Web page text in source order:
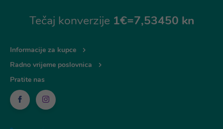
Tečaj konverzije 1€=7,53450 kn
Informacije za kupce
Radno vrijeme poslovnica
Pratite nas